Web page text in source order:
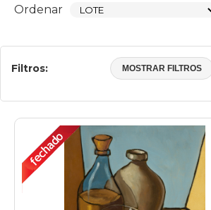
Ordenar
Filtros: MOSTRAR FILTROS